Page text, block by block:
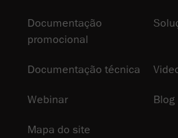
Documentação
promocional
Documentação técnica
Webinar Blog
Mapa do site